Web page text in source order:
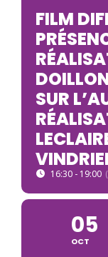
FILM
SUR
16:30 - 19:00
05
OCT